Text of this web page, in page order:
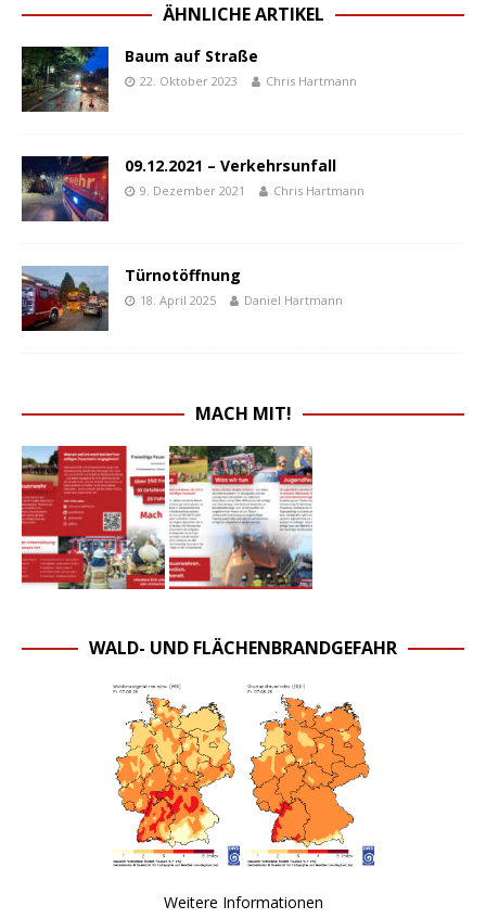
ÄHNLICHE ARTIKEL
Baum auf Straße
22. Oktober 2023 Chris Hartmann
09.12.2021 – Verkehrsunfall
9. Dezember 2021 Chris Hartmann
Türnotöffnung
18. April 2025 Daniel Hartmann
MACH MIT!
WALD- UND FLÄCHENBRANDGEFAHR
Weitere Informationen